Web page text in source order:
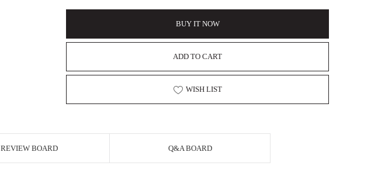
BUY IT NOW
ADD TO CART
WISH LIST
REVIEW BOARD Q&A BOARD